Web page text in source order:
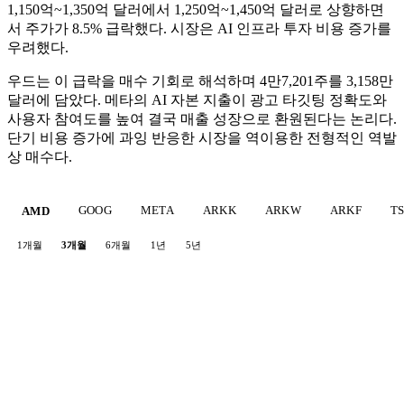
1,150억~1,350억 달러에서 1,250억~1,450억 달러로 상향하면
서 주가가 8.5% 급락했다. 시장은 AI 인프라 투자 비용 증가를
우려했다.
우드는 이 급락을 매수 기회로 해석하며 4만7,201주를 3,158만
달러에 담았다. 메타의 AI 자본 지출이 광고 타깃팅 정확도와
사용자 참여도를 높여 결국 매출 성장으로 환원된다는 논리다.
단기 비용 증가에 과잉 반응한 시장을 역이용한 전형적인 역발
상 매수다.
AMD GOOG META ARKK ARKW ARKF
1개월 3개월 6개월 1년 5년